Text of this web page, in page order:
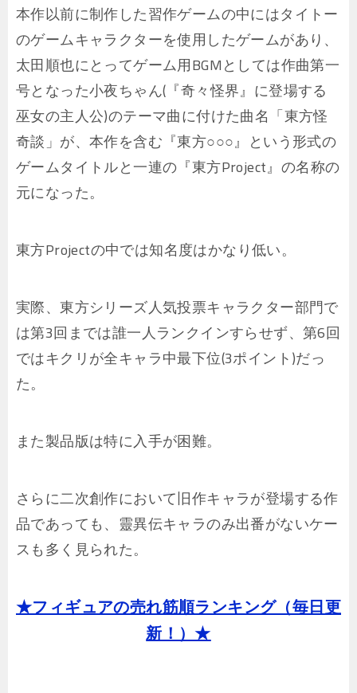
本作以前に制作した習作ゲームの中にはタイトー
のゲームキャラクターを使用したゲームがあり、
太田順也にとってゲーム用BGMとしては作曲第一
号となった小夜ちゃん(『奇々怪界』に登場する
巫女の主人公)のテーマ曲に付けた曲名「東方怪
奇談」が、本作を含む『東方○○○』という形式の
ゲームタイトルと一連の『東方Project』の名称の
元になった。
東方Projectの中では知名度はかなり低い。
実際、東方シリーズ人気投票キャラクター部門で
は第3回までは誰一人ランクインすらせず、第6回
ではキクリが全キャラ中最下位(3ポイント)だっ
た。
また製品版は特に入手が困難。
さらに二次創作において旧作キャラが登場する作
品であっても、靈異伝キャラのみ出番がないケー
スも多く見られた。
★フィギュアの売れ筋順ランキング（毎日更
新！）★